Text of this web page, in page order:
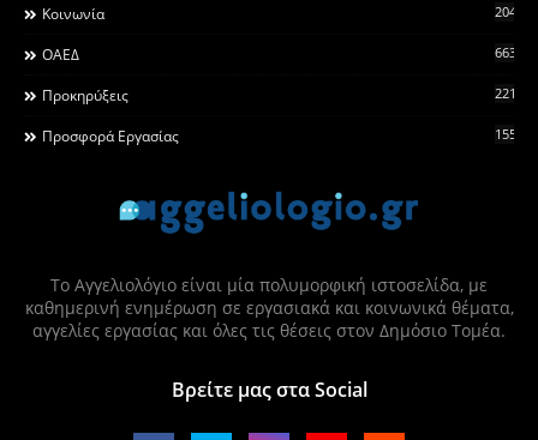
Κοινωνία 2044
ΟΑΕΔ 663
Προκηρύξεις 2215
Προσφορά Εργασίας 155
Το Αγγελιολόγιο είναι μία πολυμορφική ιστοσελίδα, με
καθημερινή ενημέρωση σε εργασιακά και κοινωνικά θέματα,
αγγελίες εργασίας και όλες τις θέσεις στον Δημόσιο Τομέα.
Βρείτε μας στα Social